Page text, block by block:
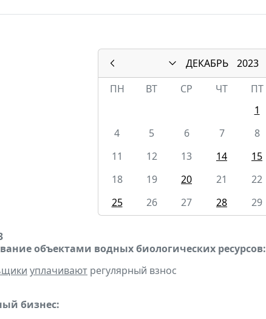
ДЕКАБРЬ
2023
ПН
ВТ СР ЧТ ПТ
1
4
5 6 7 8
11
12 13 14 15
18
19 20 21 22
25
26 27 28 29
объектами водных биологических ресурсов:
уплачивают регулярный взнос
бизнес: